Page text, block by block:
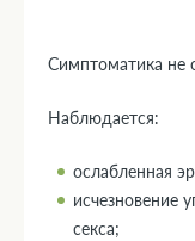
Симптоматика не
Наблюдается:
ослабленная
исчезновение
секса;